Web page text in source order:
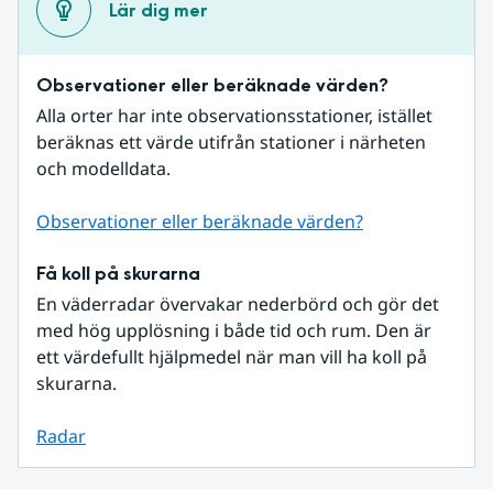
Lär dig mer
Observationer eller beräknade värden?
Alla orter har inte observationsstationer, istället
beräknas ett värde utifrån stationer i närheten
och modelldata.
Observationer eller beräknade värden?
Få koll på skurarna
En väderradar övervakar nederbörd och gör det
med hög upplösning i både tid och rum. Den är
ett värdefullt hjälpmedel när man vill ha koll på
skurarna.
Radar